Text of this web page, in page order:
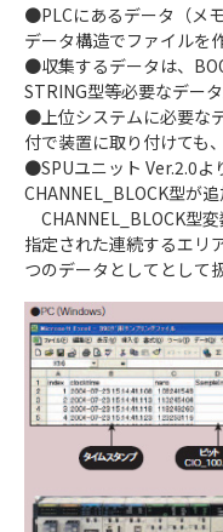
●PLCにあるデータ（メ
データ構造でファイルを
●収集するデータは、
STRING型等必要なデー
●上位システムに必要な
付で装置に取り付けても
●SPUユニット Ver.2.0よ
CHANNEL_BLOCK型が追
CHANNEL_BLOCK型
指定された連続するエリ
つのデータとしてとして